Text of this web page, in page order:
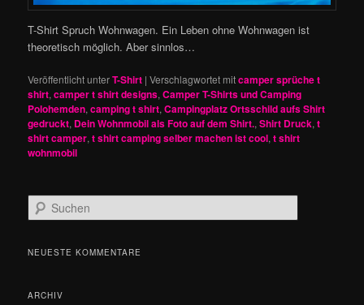
T-Shirt Spruch Wohnwagen. Ein Leben ohne Wohnwagen ist
theoretisch möglich. Aber sinnlos…
Veröffentlicht unterT-Shirt |Verschlagwortet mitcamper sprüche t
shirt,camper t shirt designs,Camper T-Shirts und Camping
Polohemden,camping t shirt,Campingplatz Ortsschild aufs Shirt
gedruckt, Dein Wohnmobil als Foto auf dem Shirt.,Shirt Druck,t
shirt camper,t shirt camping selber machen ist cool,t shirt
wohnmobil
u
h
NEUESTE KOMMENTARE
ARCHIV